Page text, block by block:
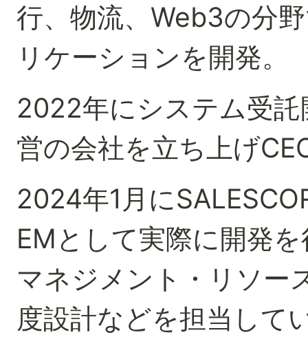
行、物流、Web3の分
リケーションを開発。
2022年にシステム受
営の会社を立ち上げ
2024年1月に
EMとして実際に開発
マネジメント・リソー
度設計などを担当して